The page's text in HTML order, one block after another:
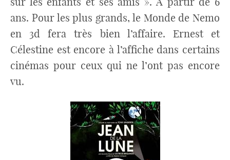
ans. Pour les plus grands, le Monde de Nemo
en 3d fera très bien l’affaire. Ernest et
Célestine est encore à l’affiche dans certains
cinémas pour ceux qui ne l’ont pas encore
vu.